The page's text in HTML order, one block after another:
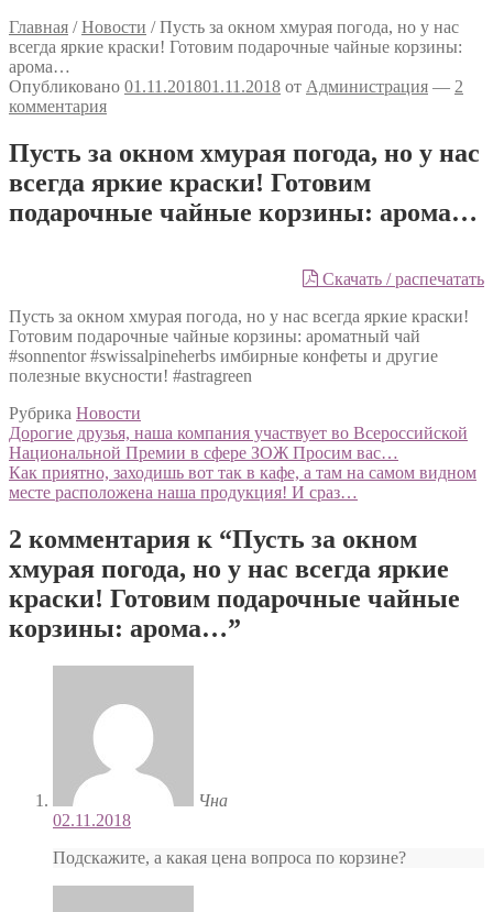
Главная /Новости /Пусть за окном хмурая погода, но у нас
всегда яркие краски! Готовим подарочные чайные корзины:
арома…
Опубликовано 01.11.201801.11.2018 от Администрация — 2
комментария
Пусть за окном хмурая погода, но у нас
всегда яркие краски! Готовим
подарочные чайные корзины: арома…
Скачать / распечатать
Пусть за окном хмурая погода, но у нас всегда яркие краски!
Готовим подарочные чайные корзины: ароматный чай
#sonnentor #swissalpineherbs имбирные конфеты и другие
полезные вкусности! #astragreen
Рубрика Новости
Навигация
по
записям
Предыдущий:
Дорогие друзья, наша компания участвует во Всероссийской
Национальной Премии в сфере ЗОЖ Просим вас…
Следующий:
Как приятно, заходишь вот так в кафе, а там на самом видном
месте расположена наша продукция! И сраз…
2 комментария к “Пусть за окном
хмурая погода, но у нас всегда яркие
краски! Готовим подарочные чайные
корзины: арома…”
Чна
02.11.2018
Подскажите, а какая цена вопроса по корзине?